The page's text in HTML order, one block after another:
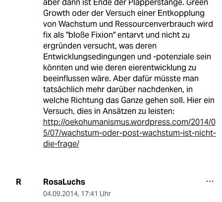
aber dann ist Ende der Plapperstange. Green
Growth oder der Versuch einer Entkopplung
von Wachstum und Ressourcenverbrauch wird
fix als "bloße Fixion" entarvt und nicht zu
ergründen versucht, was deren
Entwicklungsedingungen und -potenziale sein
könnten und wie deren eierentwicklung zu
beeinflussen wäre. Aber dafür müsste man
tatsächlich mehr darüber nachdenken, in
welche Richtung das Ganze gehen soll. Hier ein
Versuch, dies in Ansätzen zu leisten:
http://oekohumanismus.wordpress.com/2014/0
5/07/wachstum-oder-post-wachstum-ist-nicht-
die-frage/
R RosaLuchs
04.09.2014, 17:41 Uhr